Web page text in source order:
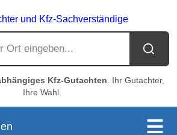
Kfz-Gutachten . Ihr Gutachter,
Ihre Wahl.